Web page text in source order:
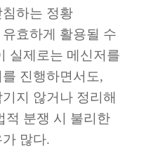
하는 정황
효하게 활용될 수
실제로는 메신저를
진행하면서도,
지 않거나 정리해
적 분쟁 시 불리한
많다.